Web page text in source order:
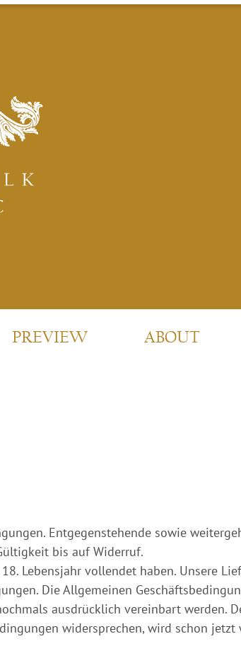
PREVIEW ABOUT
Entgegenstehende sowie
bis auf Widerruf.
Lebensjahr vollendet haben. Unsere
Die Allgemeinen
ausdrücklich vereinbart werden.
widersprechen, wird schon jetzt